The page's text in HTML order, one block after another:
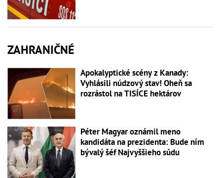
ZAHRANIČNÉ
Apokalyptické scény z Kanady:
Vyhlásili núdzový stav! Oheň sa
rozrástol na TISÍCE hektárov
Péter Magyar oznámil meno
kandidáta na prezidenta: Bude ním
bývalý šéf Najvyššieho súdu